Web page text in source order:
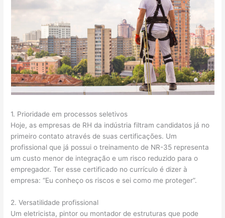
1. Prioridade em processos seletivos
Hoje, as empresas de RH da indústria filtram candidatos já no
primeiro contato através de suas certificações. Um
profissional que já possui o treinamento de NR-35 representa
um custo menor de integração e um risco reduzido para o
empregador. Ter esse certificado no currículo é dizer à
empresa: “Eu conheço os riscos e sei como me proteger”.
2. Versatilidade profissional
Um eletricista, pintor ou montador de estruturas que pode